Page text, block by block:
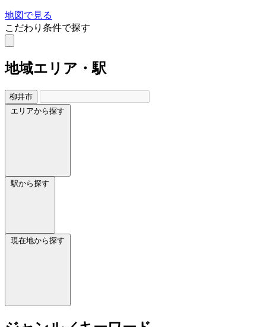
地図で見る
こだわり条件で探す
地域エリア・駅
柳井市
エリアから探す
駅から探す
現在地から探す